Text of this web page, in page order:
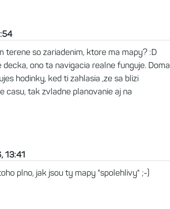
terene so zariadenim, ktore ma mapy? :D
ono ta navigacia realne funguje. Doma
hodinky, ked ti zahlasia ,ze sa blizi
casu, tak zvladne planovanie aj na
13:41
plno, jak jsou ty mapy "spolehlivy" ;-)